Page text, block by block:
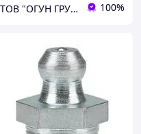
ТОВ "ОГУН ГРУП" 100%